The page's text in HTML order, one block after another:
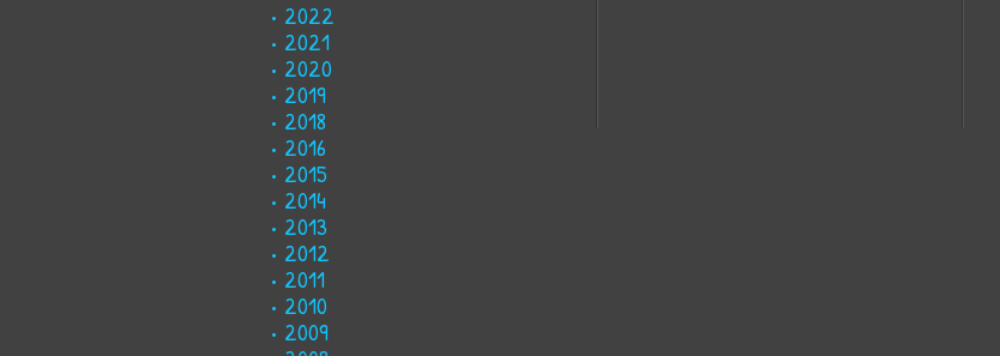
2022
2021
2020
2019
2018
2016
2015
2014
2013
2012
2011
2010
2009